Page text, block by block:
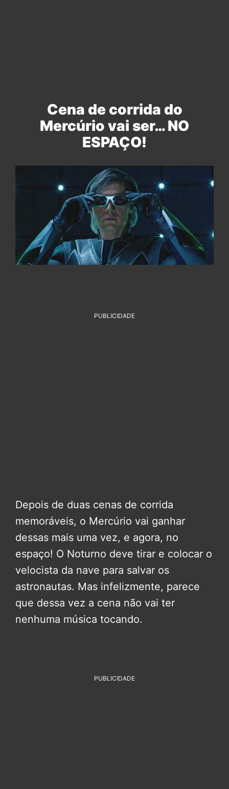
Cena de corrida do
Mercúrio vai ser… NO
ESPAÇO!
PUBLICIDADE
Depois de duas cenas de corrida
memoráveis, o Mercúrio vai ganhar
dessas mais uma vez, e agora, no
espaço! O Noturno deve tirar e colocar o
velocista da nave para salvar os
astronautas. Mas infelizmente, parece
que dessa vez a cena não vai ter
nenhuma música tocando.
PUBLICIDADE